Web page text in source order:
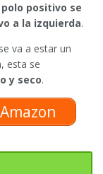
positivo se
a la izquierda.
va a estar un
esta se
y seco.